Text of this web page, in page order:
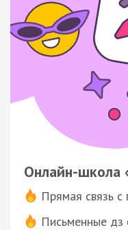
Онлайн-школа
Прямая связь
Письменные дз